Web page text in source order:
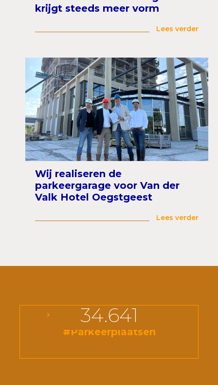
krijgt steeds meer vorm
Lees verder
Wij realiseren de
parkeergarage voor Van der
Valk Hotel Oegstgeest
Lees verder
#Parkeerplaatsen
34.641